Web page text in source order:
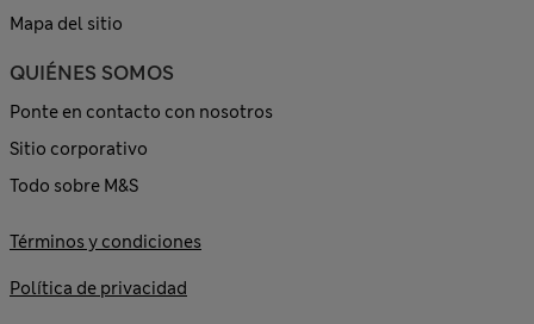
Mapa del sitio
QUIÉNES SOMOS
Ponte en contacto con nosotros
Sitio corporativo
Todo sobre M&S
Términos y condiciones
Política de privacidad